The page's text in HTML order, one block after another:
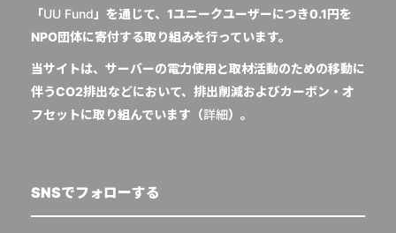
「UU Fund」を通じて、1ユニークユーザーにつき0.1円を
NPO団体に寄付する取り組みを行っています。
当サイトは、サーバーの電力使用と取材活動のための移動に
伴うCO2排出などにおいて、排出削減およびカーボン・オ
フセットに取り組んでいます（詳細）。
SNSでフォローする